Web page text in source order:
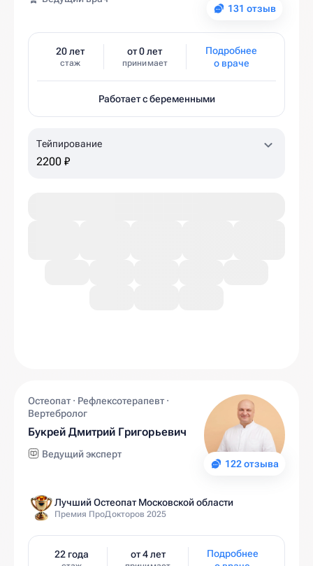
131 отзыв
20 лет
стаж
от 0 лет
принимает
Подробнее
о враче
Работает с беременными
Тейпирование
2200 ₽
122 отзыва
Остеопат · Рефлексотерапевт ·
Вертебролог
Букрей Дмитрий Григорьевич
Ведущий эксперт
Лучший Остеопат Московской области
Премия ПроДокторов 2025
22 года от 4 лет
Подробнее